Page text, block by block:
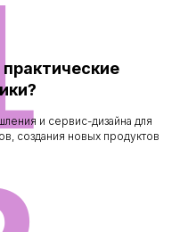
и сервис-дизайна для
создания новых продуктов